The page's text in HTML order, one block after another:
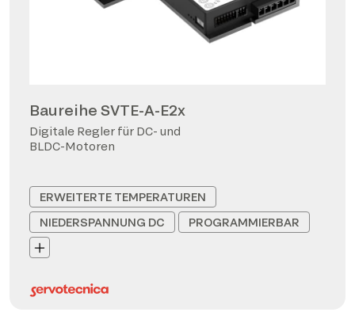
Baureihe SVTE-A-E2x
Digitale Regler für DC- und
BLDC-Motoren
ERWEITERTE TEMPERATUREN
NIEDERSPANNUNG DC
PROGRAMMIERBAR